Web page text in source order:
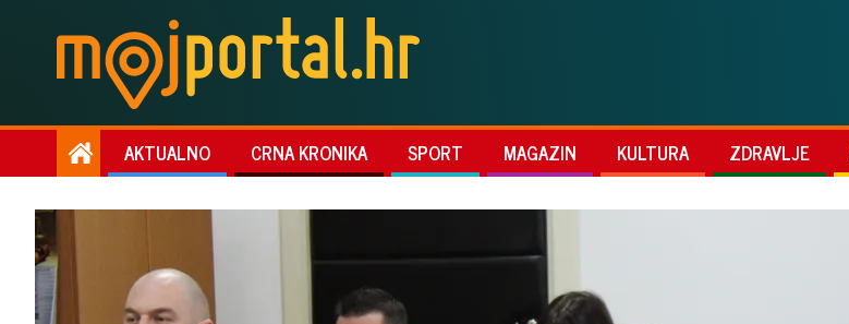
AKTUALNO CRNA KRONIKA SPORT MAGAZIN KULTURA ZDRAVLJE